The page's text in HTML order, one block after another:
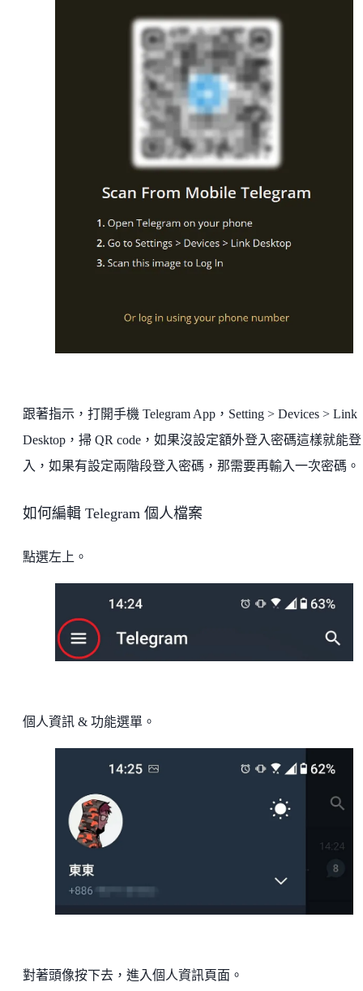
跟著指示，打開手機 Telegram App，Setting > Devices > Link
Desktop，掃 QR code，如果沒設定額外登入密碼這樣就能登
入，如果有設定兩階段登入密碼，那需要再輸入一次密碼。
如何編輯 Telegram 個人檔案
點選左上。
個人資訊 & 功能選單。
對著頭像按下去，進入個人資訊頁面。